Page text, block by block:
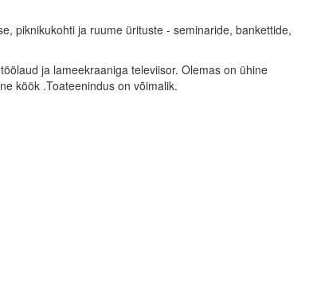
piknikukohti ja ruume ürituste - seminaride, bankettide,
ja lameekraaniga televiisor. Olemas on ühine
köök .Toateenindus on võimalik.